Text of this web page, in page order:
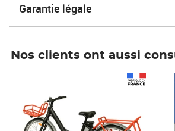
Garantie légale
Nos clients ont aussi
Prix